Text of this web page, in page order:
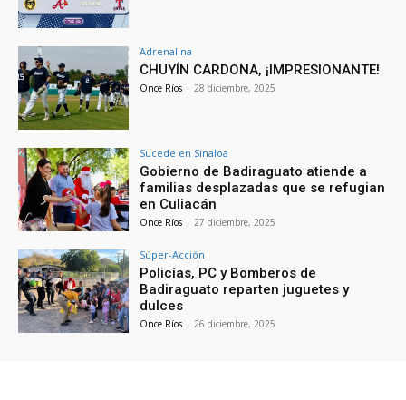
Adrenalina
CHUYÍN CARDONA, ¡IMPRESIONANTE!
Once Ríos - 28 diciembre, 2025
Sucede en Sinaloa
Gobierno de Badiraguato atiende a
familias desplazadas que se refugian
en Culiacán
Once Ríos - 27 diciembre, 2025
Súper-Acción
Policías, PC y Bomberos de
Badiraguato reparten juguetes y
dulces
Once Ríos - 26 diciembre, 2025